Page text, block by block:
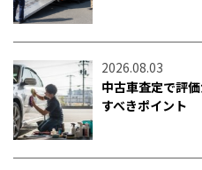
2026.08.03
中古車査定で評
すべきポイント